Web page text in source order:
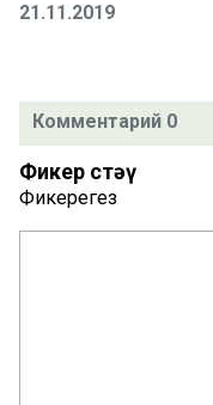
21.11.2019
Комментарий 0
Фикер өстәү
Фикерегез